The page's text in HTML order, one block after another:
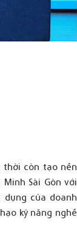
thời còn tạo nền
Sài Gòn với
của doanh
kỹ năng nghề